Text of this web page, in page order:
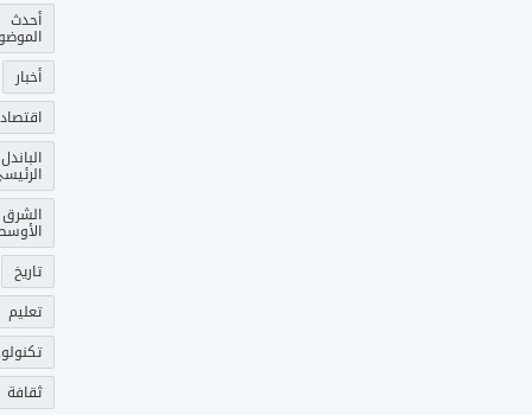
أحدث
أخبار
اقتصاد
الباندل
الشرق
تاريخ
تعليم
ثقافة